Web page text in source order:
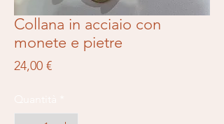
Collana in acciaio con
monete e pietre
24,00 €Prezzo